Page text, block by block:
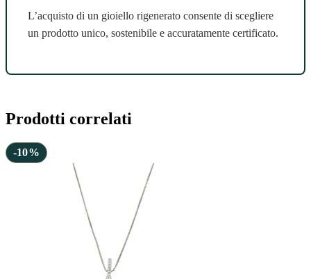
L’acquisto di un gioiello rigenerato consente di scegliere
un prodotto unico, sostenibile e accuratamente certificato.
Prodotti correlati
-10%